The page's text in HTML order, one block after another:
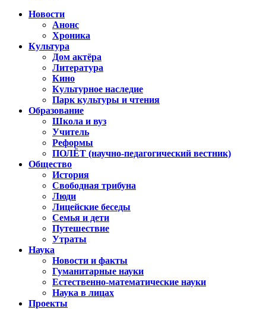
Новости
Анонс
Хроника
Культура
Дом актёра
Литература
Кино
Культурное наследие
Парк культуры и чтения
Образование
Школа и вуз
Учитель
Реформы
ПОЛЁТ (научно-педагогический вестник)
Общество
История
Свободная трибуна
Люди
Лицейские беседы
Семья и дети
Путешествие
Утраты
Наука
Новости и факты
Гуманитарные науки
Естественно-математические науки
Наука в лицах
Проекты